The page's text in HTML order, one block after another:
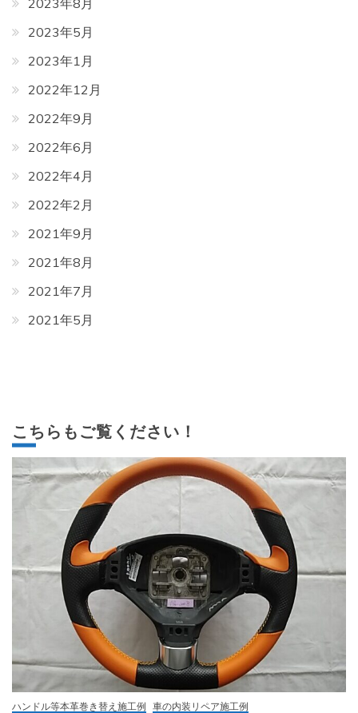
2023年8月
2023年5月
2023年1月
2022年12月
2022年9月
2022年6月
2022年4月
2022年2月
2021年9月
2021年8月
2021年7月
2021年5月
こちらもご覧ください！
ハンドル等本革巻き替え施工例 車の内装リペア施工例